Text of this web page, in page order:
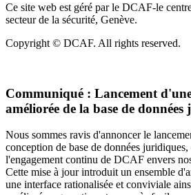
Ce site web est géré par le DCAF-le
secteur de la sécurité, Genève.
Copyright © DCAF. All rights reserved.
Communiqué : Lancement
améliorée de la base de
Nous sommes ravis d'annoncer le
conception de base de données juridiques,
l'engagement continu de DCAF envers
Cette mise à jour introduit un ensemble
une interface rationalisée et conviviale